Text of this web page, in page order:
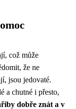
což může
že ne
jsou jedovaté.
a chutné i přesto,
dobře znát a v